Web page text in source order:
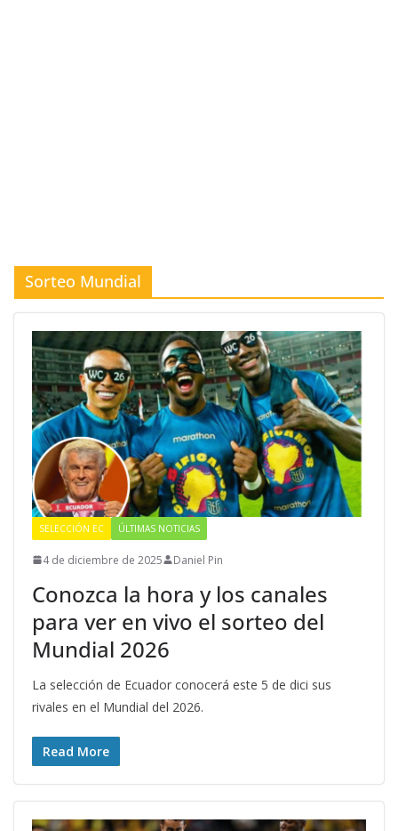
Sorteo Mundial
SELECCIÓN EC ÚLTIMAS NOTICIAS
4 de diciembre de 2025 Daniel Pin
Conozca la hora y los canales
para ver en vivo el sorteo del
Mundial 2026
La selección de Ecuador conocerá este 5 de dici sus
rivales en el Mundial del 2026.
Read More